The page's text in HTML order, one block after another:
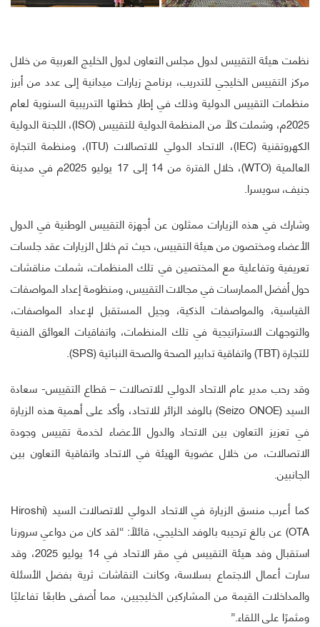
نظمت هيئة التقييس لدول مجلس التعاون لدول الخليج العربية من خلال
مركز التقييس الخليجي للتدريب، برنامج زيارات ميدانية إلى عدد من أبرز
منظمات التقييس الدولية وذلك في إطار خطتها التدريبية السنوية لعام
2025م، وشملت كلًا من المنظمة الدولية للتقييس (ISO)، اللجنة الدولية
الكهروتقنية (IEC)، الاتحاد الدولي للاتصالات (ITU)، ومنظمة التجارة
العالمية (WTO)، خلال الفترة من 14 إلى 17 يوليو 2025م في مدينة
جنيف، سويسرا.
وشارك في هذه الزيارات ممثلون عن أجهزة التقييس الوطنية في الدول
الأعضاء ومختصون من هيئة التقييس، حيث تم خلال الزيارات عقد جلسات
تعريفية وتفاعلية مع المختصين في تلك المنظمات، شملت مناقشات
حول أفضل الممارسات في مجالات التقييس، ومنظومة إعداد المواصفات
القياسية، والمواصفات الذكية، وجيل المستقبل لإعداد المواصفات،
والتوجهات الاستراتيجية في تلك المنظمات، واتفاقيات العوائق الفنية
للتجارة (TBT) واتفاقية تدابير الصحة والصحة النباتية (SPS).
وقد رحب مدير عام الاتحاد الدولي للاتصالات – قطاع التقييس- سعادة
السيد (Seizo ONOE) بالوفد الزائر للاتحاد، وأكد على أهمية هذه الزيارة
في تعزيز التعاون بين الاتحاد والدول الأعضاء لخدمة تقييس وجودة
الاتصالات، من خلال عضوية الهيئة في الاتحاد واتفاقية التعاون بين
الجانبين.
كما أعرب منسق الزيارة في الاتحاد الدولي للاتصالات السيد (Hiroshi
OTA) عن بالغ ترحيبه بالوفد الخليجي، قائلاً: “لقد كان من دواعي سرورنا
استقبال وفد هيئة التقييس في مقر الاتحاد في 14 يوليو 2025، وقد
سارت أعمال الاجتماع بسلاسة، وكانت النقاشات ثرية بفضل الأسئلة
والمداخلات القيمة من المشاركين الخليجيين، مما أضفى طابعًا تفاعليًا
ومثمرًا على اللقاء.”